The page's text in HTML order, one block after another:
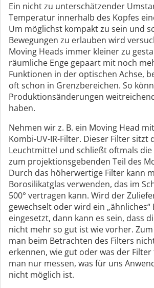
Ein nicht zu unterschätzender
Temperatur innerhalb des Kopfes
Um möglichst kompakt zu sein und
Bewegungen zu erlauben wird
Moving Heads immer kleiner zu
räumliche Enge gepaart mit noch
Funktionen in der optischen Achse,
oft schon in Grenzbereichen. So
Produktionsänderungen
haben.
Nehmen wir z. B. ein Moving Head
Kombi-UV-IR-Filter. Dieser Filter
Leuchtmittel und schließt oftmals die
zum projektionsgebenden Teil des
Durch das höherwertige Filter kann
Borosilikatglas verwenden, das im
500° vertragen kann. Wird der
gewechselt oder wird ein „ähnliches“
eingesetzt, dann kann es sein, dass
nicht mehr so gut ist wie vorher.
man beim Betrachten des Filters
erkennen, wie gut oder was der
man nur messen, was für uns
nicht möglich ist.